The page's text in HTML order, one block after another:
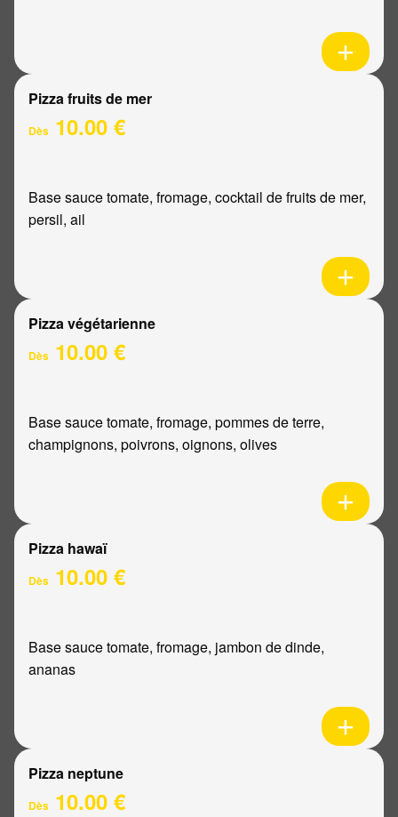
Pizza fruits de mer
Dès 10.00 €
Base sauce tomate, fromage, cocktail de fruits de mer,
persil, ail
Pizza végétarienne
Dès 10.00 €
Base sauce tomate, fromage, pommes de terre,
champignons, poivrons, oignons, olives
Pizza hawaï
Dès 10.00 €
Base sauce tomate, fromage, jambon de dinde,
ananas
Pizza neptune
Dès 10.00 €